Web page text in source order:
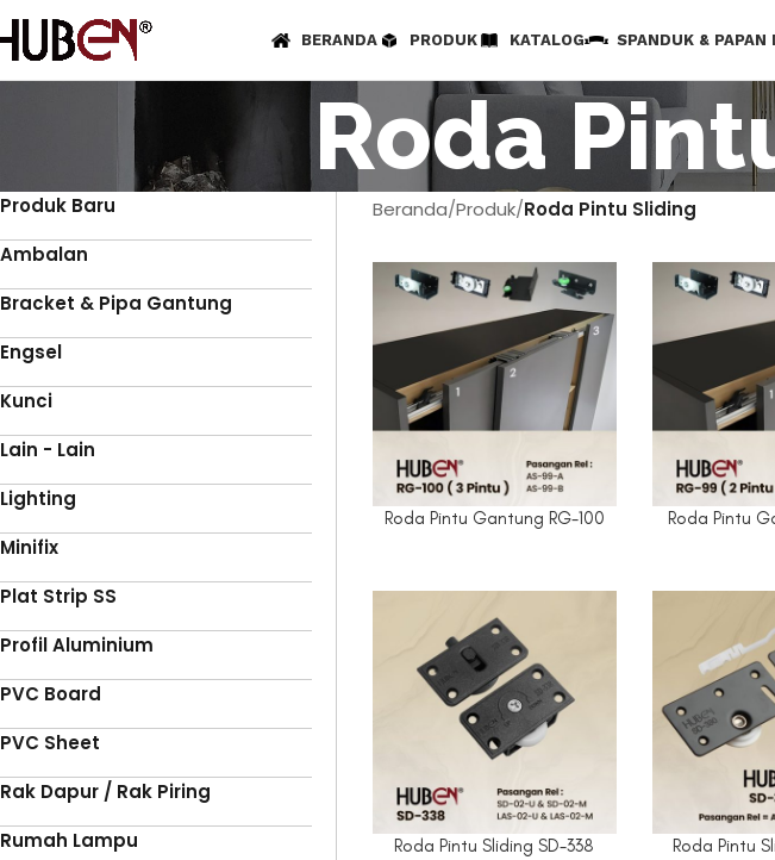
BERANDA PRODUK KATALOG SPANDUK & PAPAN
Roda
Produk Baru
Ambalan
Bracket & Pipa Gantung
Engsel
Kunci
Lain - Lain
Lighting
Minifix
Plat Strip SS
Profil Aluminium
PVC Board
PVC Sheet
Rak Dapur / Rak Piring
Rumah Lampu
Beranda Produk Roda Pintu Sliding
Roda Pintu Gantung RG-100 Roda Pintu
Roda Pintu Sliding SD-338 Roda Pintu